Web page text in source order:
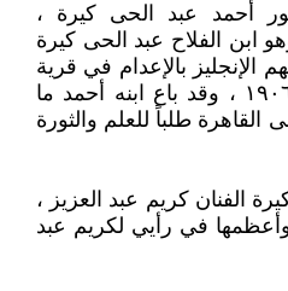
أحمد عبد الحى كيرة ،
ابن الفلاح عبد الحى كيرة
الإنجليز بالإعدام في قرية
دنشواى فى المنوفية عام ١٩٠٦ ، وقد باع ابنه أحمد ما
طلباً للعلم والثورة
الفنان كريم عبد العزيز ،
وأعظمها في رأيي لكريم عبد